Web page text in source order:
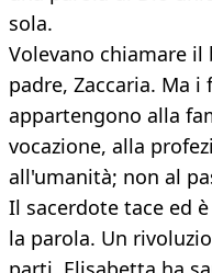
sola.
Volevano chiamare
padre, Zaccaria. Ma
appartengono alla
vocazione, alla
all'umanità; non al
Il sacerdote tace ed
la parola. Un